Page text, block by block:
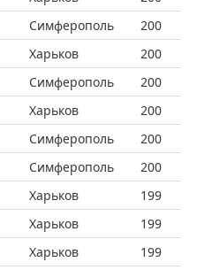
Симферополь
200
Харьков
200
Симферополь
200
Харьков
200
Симферополь
200
Симферополь
200
Харьков
199
Харьков
199
Харьков
199